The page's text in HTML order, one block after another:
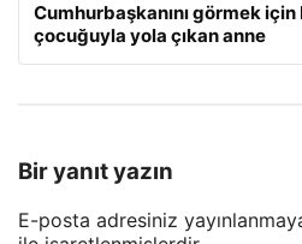
Cumhurbaşkanını görmek için
çocuğuyla yola çıkan anne
Bir yanıt yazın
E-posta adresiniz